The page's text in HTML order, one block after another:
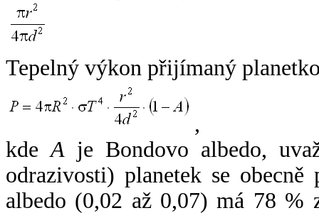
Tepelný výkon přijímaný
,
kdeA je Bondovo albedo,
odrazivosti) planetek se
albedo (0,02 až 0,07) má 78 %